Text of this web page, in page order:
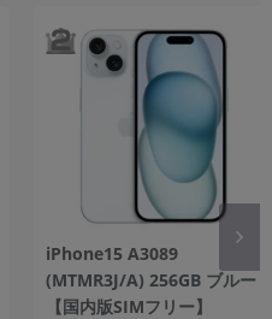
iPhone15 A3089
(MTMR3J/A) 256GB ブルー
【国内版SIMフリー】